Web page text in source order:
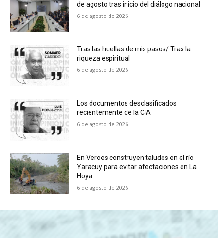
de agosto tras inicio del diálogo nacional
6 de agosto de 2026
Tras las huellas de mis pasos/ Tras la
riqueza espiritual
6 de agosto de 2026
Los documentos desclasificados
recientemente de la CIA
6 de agosto de 2026
En Veroes construyen taludes en el río
Yaracuy para evitar afectaciones en La
Hoya
6 de agosto de 2026